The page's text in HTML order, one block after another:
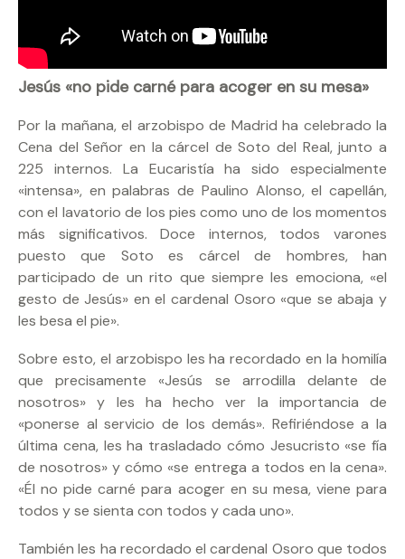
Jesús «no pide carné para acoger en su mesa»
Por la mañana, el arzobispo de Madrid ha celebrado la
Cena del Señor en la cárcel de Soto del Real, junto a
225 internos. La Eucaristía ha sido especialmente
«intensa», en palabras de Paulino Alonso, el capellán,
con el lavatorio de los pies como uno de los momentos
más significativos. Doce internos, todos varones
puesto que Soto es cárcel de hombres, han
participado de un rito que siempre les emociona, «el
gesto de Jesús» en el cardenal Osoro «que se abaja y
les besa el pie».
Sobre esto, el arzobispo les ha recordado en la homilía
que precisamente «Jesús se arrodilla delante de
nosotros» y les ha hecho ver la importancia de
«ponerse al servicio de los demás». Refiriéndose a la
última cena, les ha trasladado cómo Jesucristo «se fía
de nosotros» y cómo «se entrega a todos en la cena».
«Él no pide carné para acoger en su mesa, viene para
todos y se sienta con todos y cada uno».
También les ha recordado el cardenal Osoro que todos